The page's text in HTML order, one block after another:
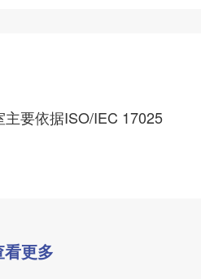
要依据ISO/IEC 17025
更多